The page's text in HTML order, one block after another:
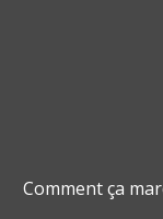
Comment ça